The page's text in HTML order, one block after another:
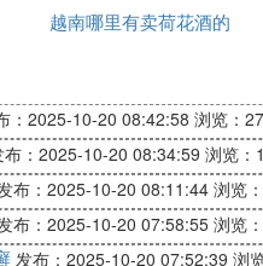
有哪些
越南哪里有卖荷花酒的
：2025-10-20 08:42:58 浏览：
布：2025-10-20 08:34:59 浏览：
布：2025-10-20 08:11:44浏览
布：2025-10-20 07:58:55浏览
发布：2025-10-20 07:52:39 浏